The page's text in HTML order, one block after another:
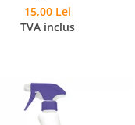
Jelly 100ml
15,00 Lei
TVA inclus